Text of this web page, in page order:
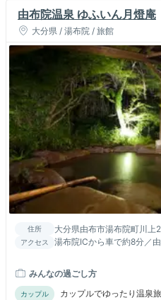
由布院温泉 ゆふいん月燈庵
大分県 / 湯布院 / 旅館
住所 大分県由布市湯布院町川上
アクセス 湯布院ICから車で約8分／
みんなの過ごし方
カップル カップルでゆったり温泉